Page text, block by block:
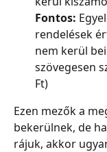
Fontos:
rendelések
nem kerül
szövegesen
Ft)
Ezen mezők a
bekerülnek, de
rájuk, akkor